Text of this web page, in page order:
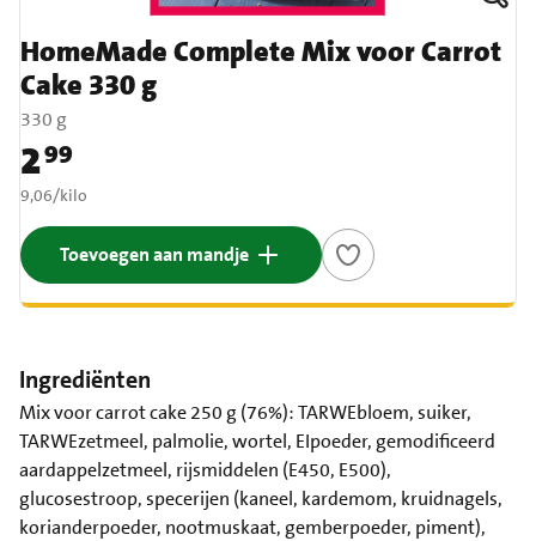
HomeMade Complete Mix voor Carrot
Cake 330 g
330 g
Prijs: € 2,99
299
€ 9,06 per kilo
9,06/kilo
Toevoegen aan mandje
Ingrediënten
Mix voor carrot cake 250 g (76%): TARWEbloem, suiker,
TARWEzetmeel, palmolie, wortel, EIpoeder, gemodificeerd
aardappelzetmeel, rijsmiddelen (E450, E500),
glucosestroop, specerijen (kaneel, kardemom, kruidnagels,
korianderpoeder, nootmuskaat, gemberpoeder, piment),